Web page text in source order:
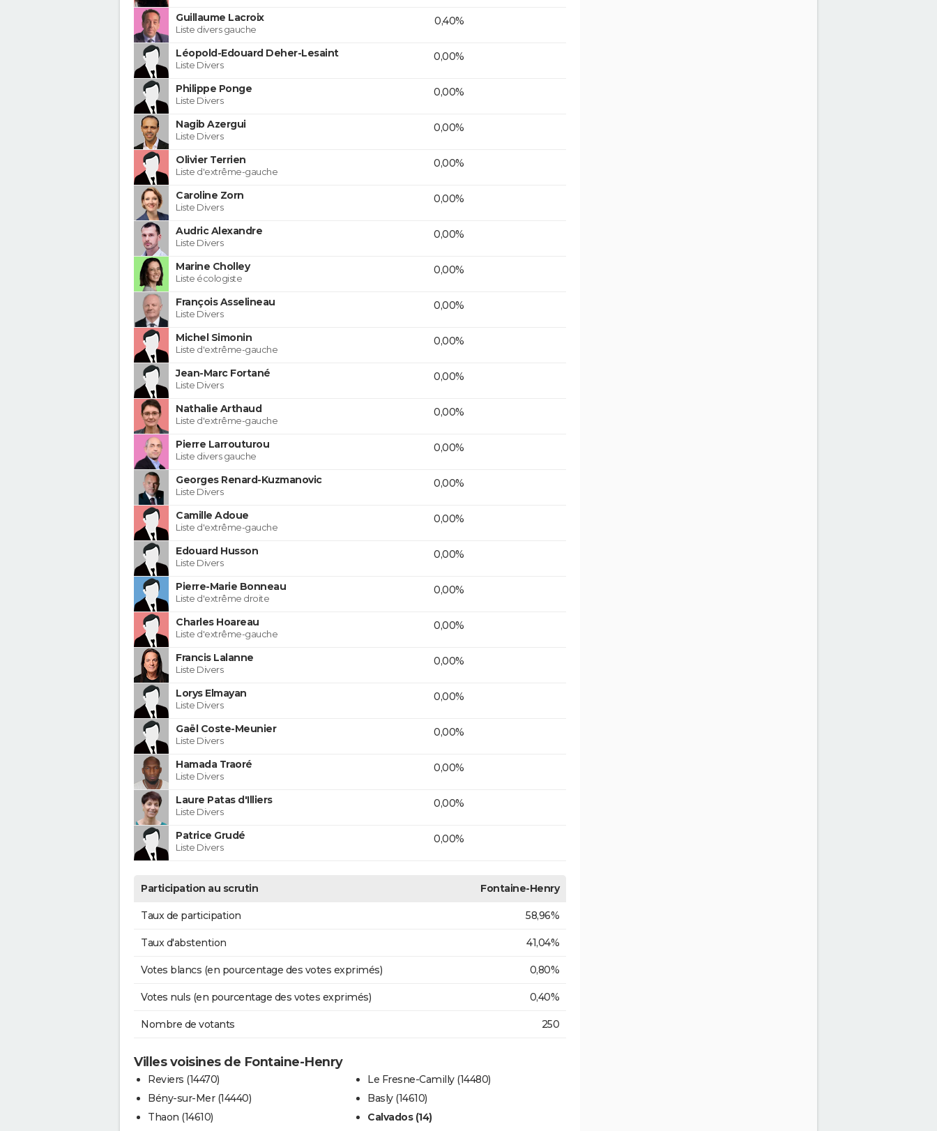
Guillaume Lacroix
Liste divers gauche
0,40%
Léopold-Edouard Deher-Lesaint
Liste Divers
0,00%
Philippe Ponge
Liste Divers
0,00%
Nagib Azergui
Liste Divers
0,00%
Olivier Terrien
Liste d'extrême-gauche
0,00%
Caroline Zorn
Liste Divers
0,00%
Audric Alexandre
Liste Divers
0,00%
Marine Cholley
Liste écologiste
0,00%
François Asselineau
Liste Divers
0,00%
Michel Simonin
Liste d'extrême-gauche
0,00%
Jean-Marc Fortané
Liste Divers
0,00%
Nathalie Arthaud
Liste d'extrême-gauche
0,00%
Pierre Larrouturou
Liste divers gauche
0,00%
Georges Renard-Kuzmanovic
Liste Divers
0,00%
Camille Adoue
Liste d'extrême-gauche
0,00%
Edouard Husson
Liste Divers
0,00%
Pierre-Marie Bonneau
Liste d'extrême droite
0,00%
Charles Hoareau
Liste d'extrême-gauche
0,00%
Francis Lalanne
Liste Divers
0,00%
Lorys Elmayan
Liste Divers
0,00%
Gaël Coste-Meunier
Liste Divers
0,00%
Hamada Traoré
Liste Divers
0,00%
Laure Patas d'Illiers
Liste Divers
0,00%
Patrice Grudé
Liste Divers
0,00%
Participation au scrutin Fontaine-Henry
Taux de participation 58,96%
Taux d'abstention 41,04%
Votes blancs (en pourcentage des votes exprimés) 0,80%
Votes nuls (en pourcentage des votes exprimés) 0,40%
Nombre de votants 250
Villes voisines de Fontaine-Henry
Reviers (14470)
Bény-sur-Mer (14440)
Thaon (14610)
Le Fresne-Camilly (14480)
Basly (14610)
Calvados (14)